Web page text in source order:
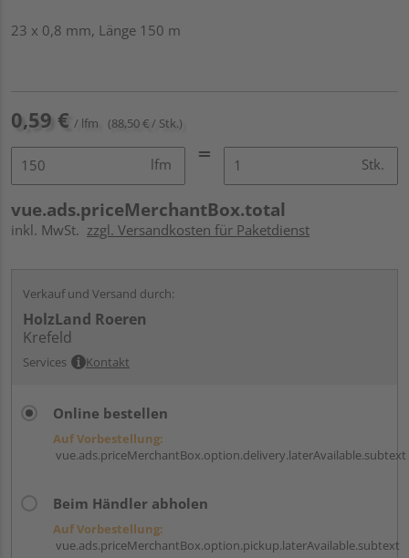
23 x 0,8 mm, Länge 150 m
0,59 € / lfm (88,50 € / Stk.)
lfm Stk.
vue.ads.priceMerchantBox.total
inkl. MwSt. zzgl. Versandkosten für Paketdienst
Verkauf und Versand durch:
HolzLand Roeren
Krefeld
Services Kontakt
Online bestellen
Auf Vorbestellung:
vue.ads.priceMerchantBox.option.delivery.laterAvailable.subtext
Beim Händler abholen
Auf Vorbestellung:
vue.ads.priceMerchantBox.option.pickup.laterAvailable.subtext